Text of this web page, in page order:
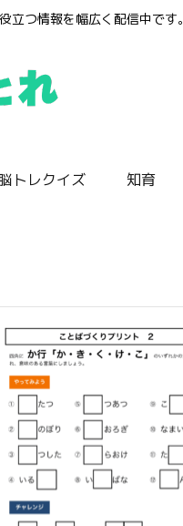
つ情報を幅広く配信中です。
トレクイズ 知育